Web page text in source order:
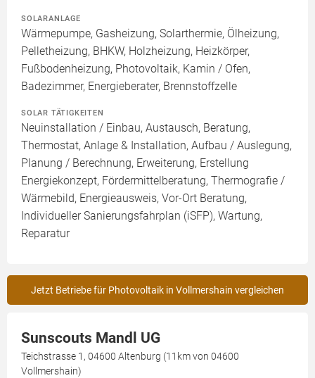
SOLARANLAGE
Wärmepumpe, Gasheizung, Solarthermie, Ölheizung,
Pelletheizung, BHKW, Holzheizung, Heizkörper,
Fußbodenheizung, Photovoltaik, Kamin / Ofen,
Badezimmer, Energieberater, Brennstoffzelle
SOLAR TÄTIGKEITEN
Neuinstallation / Einbau, Austausch, Beratung,
Thermostat, Anlage & Installation, Aufbau / Auslegung,
Planung / Berechnung, Erweiterung, Erstellung
Energiekonzept, Fördermittelberatung, Thermografie /
Wärmebild, Energieausweis, Vor-Ort Beratung,
Individueller Sanierungsfahrplan (iSFP), Wartung,
Reparatur
Jetzt Betriebe für Photovoltaik in Vollmershain vergleichen
Sunscouts Mandl UG
Teichstrasse 1, 04600 Altenburg (11km von 04600
Vollmershain)